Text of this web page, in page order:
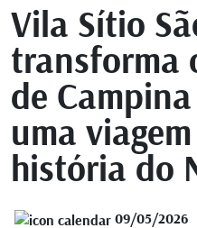
Vila Sítio
transforma
de
uma
história do
09/05/2026